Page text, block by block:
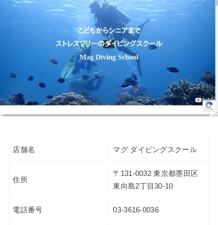
店舗名 マグ ダイビングスクール
住所
〒131-0032 東京都墨田区
東向島2丁目30-10
電話番号 03-3616-0036